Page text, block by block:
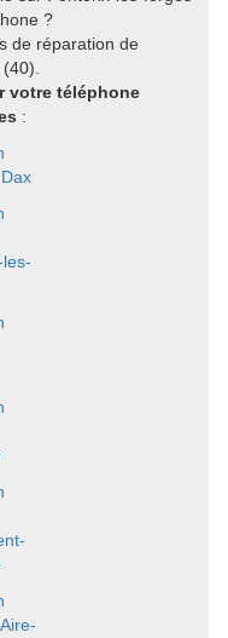
?
de réparation de
votre téléphone
: